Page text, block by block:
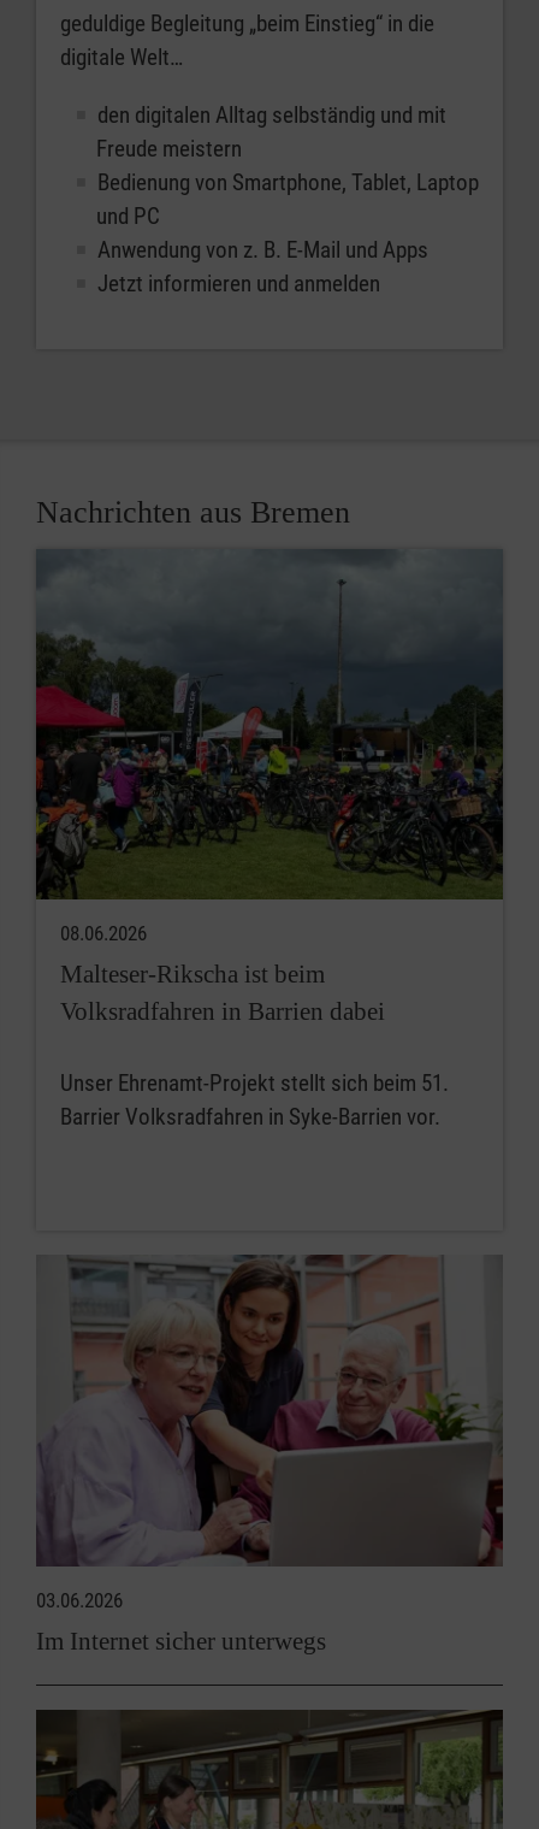
geduldige Begleitung „beim Einstieg“ in die
digitale Welt…
den digitalen Alltag selbständig und mit
Freude meistern
Bedienung von Smartphone, Tablet, Laptop
und PC
Anwendung von z. B. E-Mail und Apps
Jetzt informieren und anmelden
Nachrichten aus Bremen
08.06.2026
Malteser-Rikscha ist beim
Volksradfahren in Barrien dabei
Unser Ehrenamt-Projekt stellt sich beim 51.
Barrier Volksradfahren in Syke-Barrien vor.
03.06.2026
Im Internet sicher unterwegs